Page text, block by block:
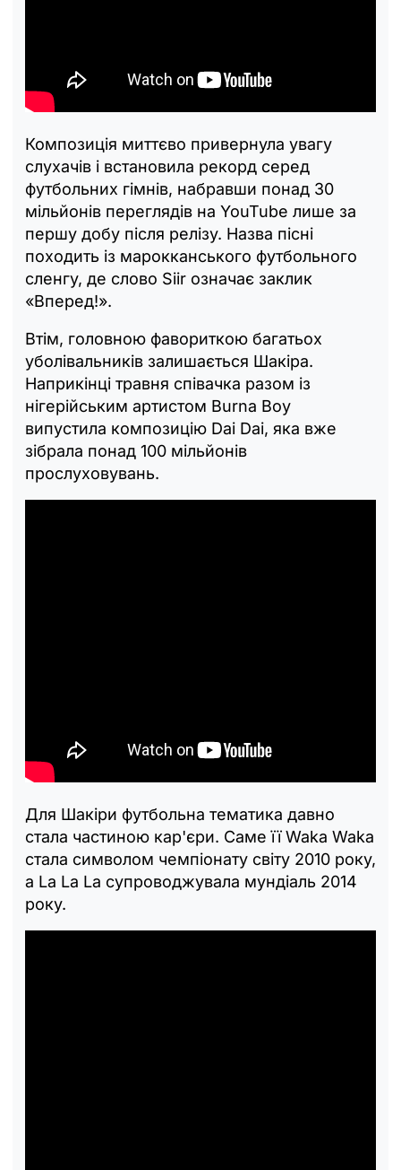
Композиція миттєво привернула увагу
слухачів і встановила рекорд серед
футбольних гімнів, набравши понад 30
мільйонів переглядів на YouTube лише за
першу добу після релізу. Назва пісні
походить із марокканського футбольного
сленгу, де слово Siir означає заклик
«Вперед!».
Втім, головною фавориткою багатьох
уболівальників залишається Шакіра.
Наприкінці травня співачка разом із
нігерійським артистом Burna Boy
випустила композицію Dai Dai, яка вже
зібрала понад 100 мільйонів
прослуховувань.
Для Шакіри футбольна тематика давно
стала частиною кар'єри. Саме її Waka Waka
стала символом чемпіонату світу 2010 року,
а La La La супроводжувала мундіаль 2014
року.